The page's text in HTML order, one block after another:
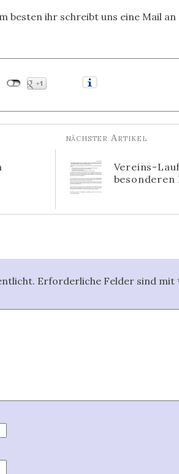
besten ihr schreibt uns eine Mail an
Vereins-
besonderen
Erforderliche Felder sind mit